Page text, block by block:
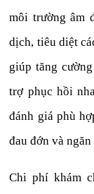
môi trường âm
dịch, tiêu diệt
giúp tăng
trợ phục hồi
đánh giá phù
đau đớn và
Chi phí khám